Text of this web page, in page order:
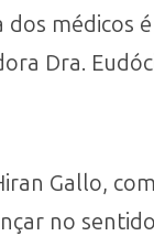
médicos
Dra.
Gallo,
no